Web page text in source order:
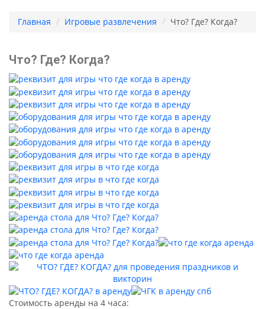
Главная Игровые развлечения Что? Где? Когда?
Что? Где? Когда?
Стоимость аренды на 4 часа: